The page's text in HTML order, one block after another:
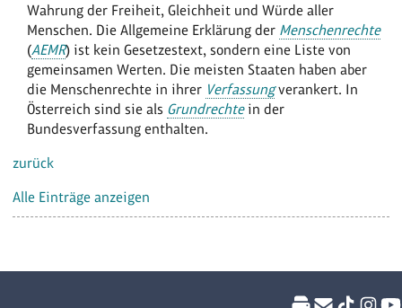
Wahrung der Freiheit, Gleichheit und Würde aller
Menschen. Die Allgemeine Erklärung der Menschenrechte
(AEMR) ist kein Gesetzestext, sondern eine Liste von
gemeinsamen Werten. Die meisten Staaten haben aber
die Menschenrechte in ihrer Verfassungverankert. In
Österreich sind sie als Grundrechtein der
Bundesverfassung enthalten.
zurück
Alle Einträge anzeigen